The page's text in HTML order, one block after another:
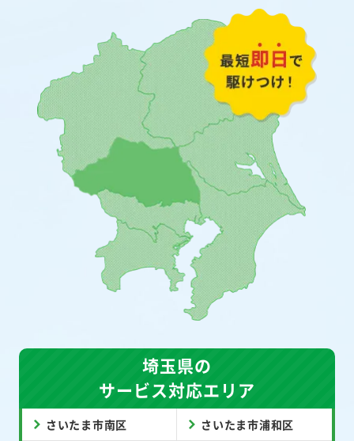
埼玉県の
サービス対応エリア
さいたま市南区 さいたま市浦和区